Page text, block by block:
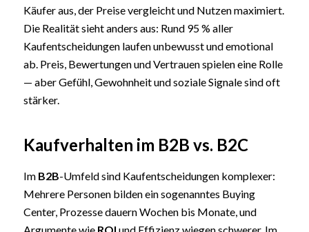
Käufer aus, der Preise vergleicht und Nutzen maximiert.
Die Realität sieht anders aus: Rund 95 % aller
Kaufentscheidungen laufen unbewusst und emotional
ab. Preis, Bewertungen und Vertrauen spielen eine Rolle
— aber Gefühl, Gewohnheit und soziale Signale sind oft
stärker.
Kaufverhalten im B2B vs. B2C
Im B2B-Umfeld sind Kaufentscheidungen komplexer:
Mehrere Personen bilden ein sogenanntes Buying
Center, Prozesse dauern Wochen bis Monate, und